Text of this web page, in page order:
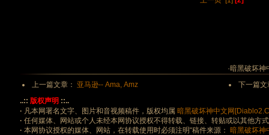
·暗黑破坏
上一篇文章： 亚马逊-- Ama, Amz
下一篇
..::版权声明 ::..
· 凡本网署名文字、图片和音视频稿件，版权均属暗黑破坏神中文网
·任何媒体、网站或个人未经本网协议授权不得转载、链接、转贴或以其他方
·本网协议授权的媒体、网站，在转载使用时必须注明“稿件来源： 暗黑破坏神